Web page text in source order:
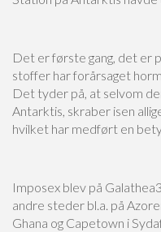
Det er første gang, det er
stoffer har forårsaget
Det tyder på, at selvom
Antarktis, skraber isen
hvilket har medført en
Imposex blev på
andre steder bl.a. på
Ghana og Capetown i